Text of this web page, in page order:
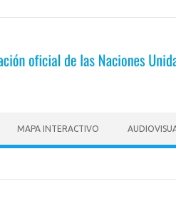
MAPA INTERACTIVO